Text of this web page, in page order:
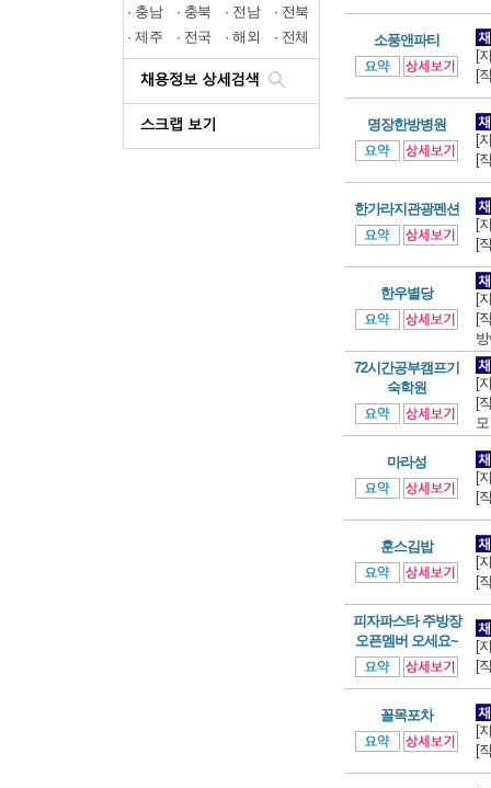
· 충남 · 충북 · 전남 · 전북
· 제주 · 전국 · 해외 · 전체
소풍앤파티
[
[
명장한방병원
[
[
한가라지관광펜션
[
[
한우별당
[
[
72시간공부캠프기
숙학원
[
[
모
마라성
[
[
훈스김밥
[
[
피자파스타 주방장
오픈멤버 오세요~
[
[
꼴목포차
[
[